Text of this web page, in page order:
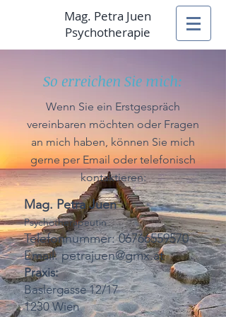
Mag. Petra Juen
Psychotherapie
So erreichen Sie mich:
Wenn Sie ein Erstgespräch
vereinbaren möchten oder Fragen
an mich haben, können Sie mich
gerne per Email oder telefonisch
kontaktieren:
Mag. Petra Juen
Psychotherapeutin
Telefonnummer:06766559570
Email:petrajuen@gmx.at
Praxis:
Baslergasse 12/17
1230 Wien